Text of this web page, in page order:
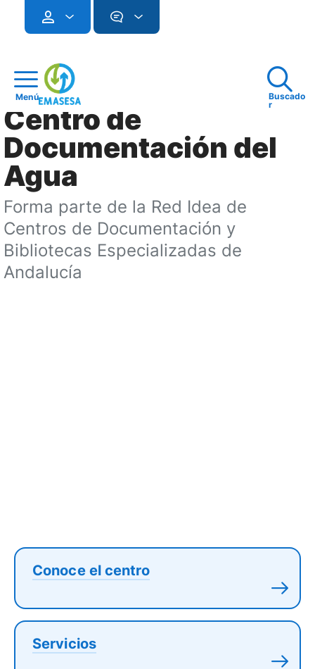
Menú
Buscado
r
Centro de
Documentación del
Agua
Forma parte de la Red Idea de
Centros de Documentación y
Bibliotecas Especializadas de
Andalucía
Conoce el centro
Servicios